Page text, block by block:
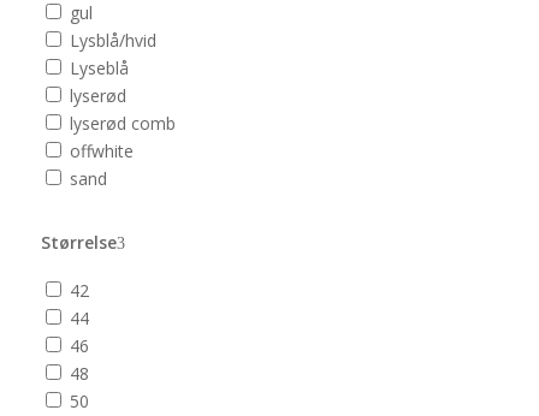
gul
Lysblå/hvid
Lyseblå
lyserød
lyserød comb
offwhite
sand
Størrelse
42
44
46
48
50